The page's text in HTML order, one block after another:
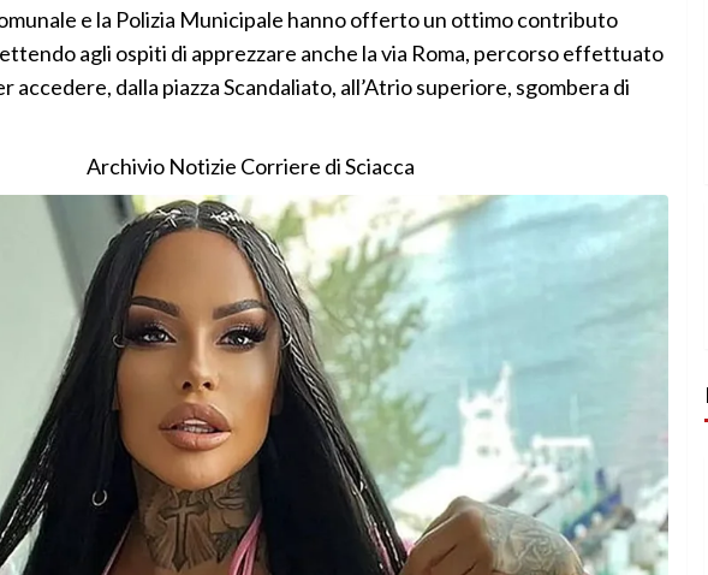
e la Polizia Municipale hanno offerto un ottimo contributo
agli ospiti di apprezzare anche la via Roma, percorso effettuato
accedere, dalla piazza Scandaliato, all’Atrio superiore, sgombera di